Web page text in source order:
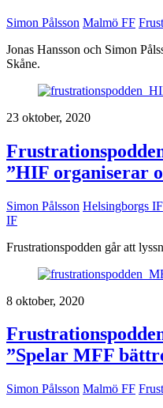
Simon Pålsson Malmö FF
Jonas Hansson och Simon
Skåne.
23 oktober, 2020
”HIF organiserar
Simon Pålsson Helsingborgs IF
IF
Frustrationspodden går att
8 oktober, 2020
”Spelar MFF
Simon Pålsson Malmö FF